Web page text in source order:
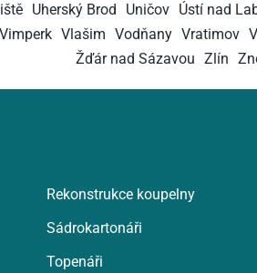
Uherský Brod Uničov Ústí nad
Vimperk Vlašim Vodňany Vratimov
Žďár nad Sázavou Zlín
Rekonstrukce koupelny
Sádrokartonáři
Topenáři